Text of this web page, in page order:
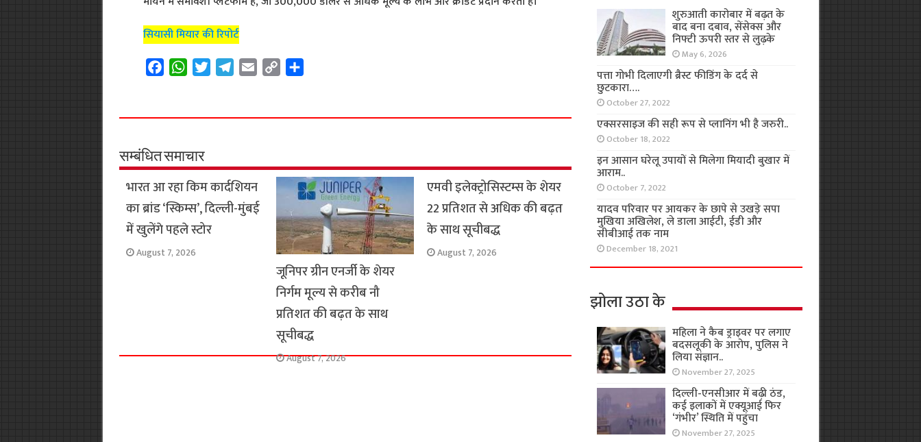
सियासी मियार की रिपोर्ट
e
o
o
k
W
t
A
p
p
t
r
e
a
m
i
y
n
k
r
सम्बंधित समाचार
भारत आ रहा किम कार्दशियन
का ब्रांड ‘स्किम्स’, दिल्ली-मुंबई
में खुलेंगे पहले स्टोर
August 7, 2026
जूनिपर ग्रीन एनर्जी के शेयर
निर्गम मूल्य से करीब नौ
प्रतिशत की बढ़त के साथ
सूचीबद्ध
August 7, 2026
एमवी इलेक्ट्रोसिस्टम्स के शेयर
22 प्रतिशत से अधिक की बढ़त
के साथ सूचीबद्ध
August 7, 2026
शुरुआती कारोबार में बढ़त के
बाद बना दबाव, सेंसेक्स और
निफ्टी ऊपरी स्तर से लुढ़के
May 6, 2026
पत्ता गोभी दिलाएगी ब्रैस्ट फीडिंग के दर्द से
छुटकारा….
October 27, 2022
एक्सरसाइज की सही रूप से प्लानिंग भी है जरुरी..
October 18, 2022
इन आसान घरेलू उपायों से मिलेगा मियादी बुखार में
आराम..
October 7, 2022
यादव परिवार पर आयकर के छापे से उखड़े सपा
मुखिया अखिलेश, ले डाला आईटी, ईडी और
सीबीआई तक नाम
December 18, 2021
झोला उठा के
महिला ने कैब ड्राइवर पर लगाए
बदसलूकी के आरोप, पुलिस ने
लिया संज्ञान..
November 27, 2025
दिल्ली-एनसीआर में बढ़ी ठंड,
कई इलाकों में एक्यूआई फिर
‘गंभीर’ स्थिति में पहुंचा
November 27, 2025